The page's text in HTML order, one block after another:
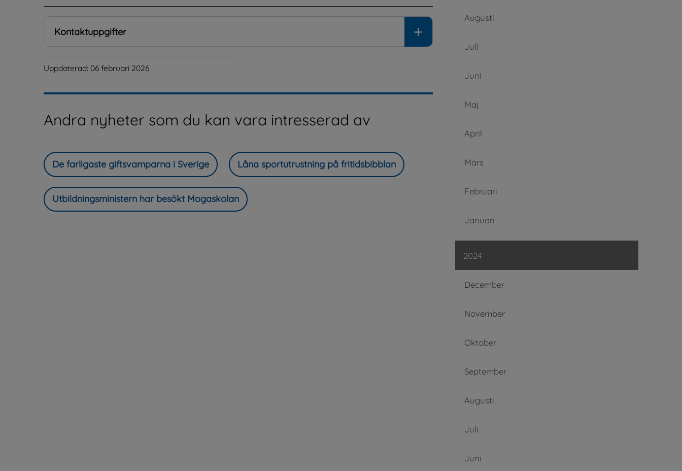
Kontaktuppgifter
Uppdaterad: 06 februari 2026
Andra nyheter som du kan vara intresserad av
De farligaste giftsvamparna i Sverige Låna sportutrustning på fritidsbibblan
Utbildningsministern har besökt Mogaskolan
Augusti
Juli
Juni
Maj
April
Mars
Februari
Januari
2024
December
November
Oktober
September
Augusti
Juli
Juni